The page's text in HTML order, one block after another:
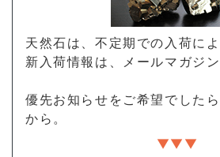
天然石は、不定期での入荷に
新入荷情報は、メールマガジ
優先お知らせをご希望でした
から。
▼▼▼